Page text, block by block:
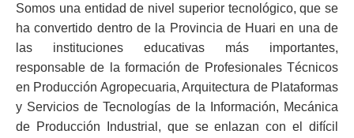
Somos una entidad de nivel superior tecnológico, que se
ha convertido dentro de la Provincia de Huari en una de
las instituciones educativas más importantes,
responsable de la formación de Profesionales Técnicos
en Producción Agropecuaria, Arquitectura de Plataformas
y Servicios de Tecnologías de la Información, Mecánica
de Producción Industrial, que se enlazan con el difícil